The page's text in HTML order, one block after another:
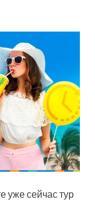
уже сейчас тур